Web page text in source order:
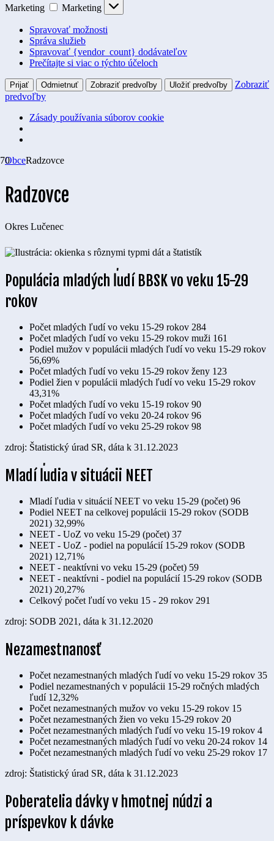
Marketing
Marketing
Spravovať možnosti
Správa služieb
Spravovať {vendor_count} dodávateľov
Prečítajte si viac o týchto účeloch
Prijať Odmietnuť Zobraziť predvoľby Uložiť predvoľby
Zobraziť
predvoľby
Zásady používania súborov cookie
ObceRadzovce
Radzovce
Okres Lučenec
Populácia mladých ľudí BBSK vo veku 15-29
rokov
Počet mladých ľudí vo veku 15-29 rokov 284
Počet mladých ľudí vo veku 15-29 rokov muži 161
Podiel mužov v populácii mladých ľudí vo veku 15-29 rokov
56,69%
Počet mladých ľudí vo veku 15-29 rokov ženy 123
Podiel žien v populácii mladých ľudí vo veku 15-29 rokov
43,31%
Počet mladých ľudí vo veku 15-19 rokov 90
Počet mladých ľudí vo veku 20-24 rokov 96
Počet mladých ľudí vo veku 25-29 rokov 98
zdroj: Štatistický úrad SR, dáta k 31.12.2023
Mladí ľudia v situácii NEET
Mladí ľudia v situácií NEET vo veku 15-29 (počet) 96
Podiel NEET na celkovej populácii 15-29 rokov (SODB
2021) 32,99%
NEET - UoZ vo veku 15-29 (počet) 37
NEET - UoZ - podiel na populácií 15-29 rokov (SODB
2021) 12,71%
NEET - neaktívni vo veku 15-29 (počet) 59
NEET - neaktívni - podiel na populácií 15-29 rokov (SODB
2021) 20,27%
Celkový počet ľudí vo veku 15 - 29 rokov 291
zdroj: SODB 2021, dáta k 31.12.2020
Nezamestnanosť
Počet nezamestnaných mladých ľudí vo veku 15-29 rokov 35
Podiel nezamestnaných v populácii 15-29 ročných mladých
ľudí 12,32%
Počet nezamestnaných mužov vo veku 15-29 rokov 15
Počet nezamestnaných žien vo veku 15-29 rokov 20
Počet nezamestnaných mladých ľudí vo veku 15-19 rokov 4
Počet nezamestnaných mladých ľudí vo veku 20-24 rokov 14
Počet nezamestnaných mladých ľudí vo veku 25-29 rokov 17
zdroj: Štatistický úrad SR, dáta k 31.12.2023
Poberatelia dávky v hmotnej núdzi a
príspevkov k dávke